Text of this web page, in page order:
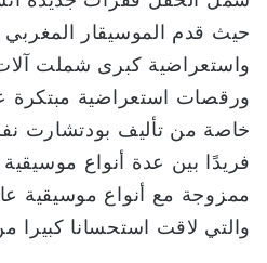
حيث قدم الموسيقار المغربي
واستعراضية كبرى شملت
ورقصات استعراضية مبتكرة
خاصة من تأليف بودتشارت
فريدًا بين عدة أنواع
ممزوجة مع أنواع موسيقية
والتي لاقت استحسانا كبيرا